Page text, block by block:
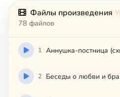
Файлы произведения
78 файлов
1
2 Беседы о любви и